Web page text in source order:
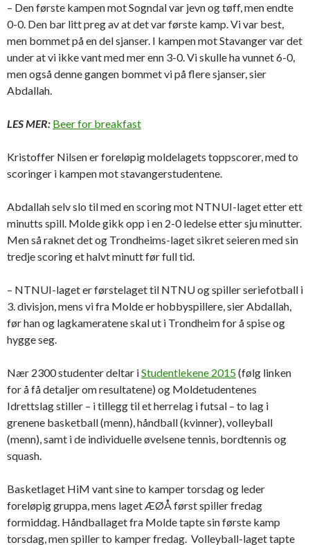
– Den første kampen mot Sogndal var jevn og tøff, men endte
0-0. Den bar litt preg av at det var første kamp. Vi var best,
men bommet på en del sjanser. I kampen mot Stavanger var det
under at vi ikke vant med mer enn 3-0. Vi skulle ha vunnet 6-0,
men også denne gangen bommet vi på flere sjanser, sier
Abdallah.
LES MER: Beer for breakfast
Kristoffer Nilsen er foreløpig moldelagets toppscorer, med to
scoringer i kampen mot stavangerstudentene.
Abdallah selv slo til med en scoring mot NTNUI-laget etter ett
minutts spill. Molde gikk opp i en 2-0 ledelse etter sju minutter.
Men så raknet det og Trondheims-laget sikret seieren med sin
tredje scoring et halvt minutt før full tid.
– NTNUI-laget er førstelaget til NTNU og spiller seriefotball i
3. divisjon, mens vi fra Molde er hobbyspillere, sier Abdallah,
før han og lagkameratene skal ut i Trondheim for å spise og
hygge seg.
Nær 2300 studenter deltar iStudentlekene 2015(følg linken
for å få detaljer om resultatene) og Moldetudentenes
Idrettslag stiller – i tillegg til et herrelag i futsal – to lag i
grenene basketball (menn), håndball (kvinner), volleyball
(menn), samt i de individuelle øvelsene tennis, bordtennis og
squash.
Basketlaget HiM vant sine to kamper torsdag og leder
foreløpig gruppa, mens laget ÆØÅ først spiller fredag
formiddag. Håndballaget fra Molde tapte sin første kamp
torsdag, men spiller to kamper fredag. Volleyball-laget tapte